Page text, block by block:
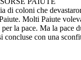
di coloni che
Molti Paiute
la pace. Ma la pace
concluse con una